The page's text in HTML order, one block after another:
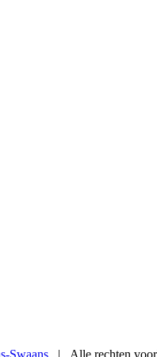
Swaans | Alle rechten